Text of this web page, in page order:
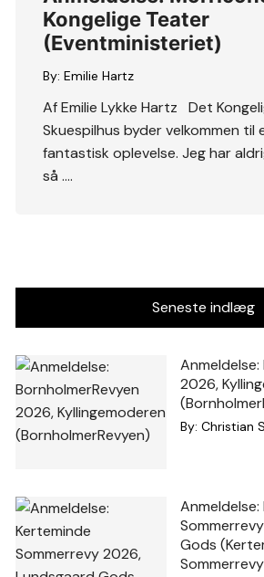
Kongelige Teater
(Eventministeriet)
By: Emilie Hartz
Af Emilie Lykke Hartz Det
Skuespilhus byder velkommen til
fantastisk oplevelse. Jeg har
så ….
Seneste indlæg
2026,
By: Christian
Gods